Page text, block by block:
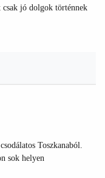
jó dolgok történnek
Toszkanaból.
sok helyen